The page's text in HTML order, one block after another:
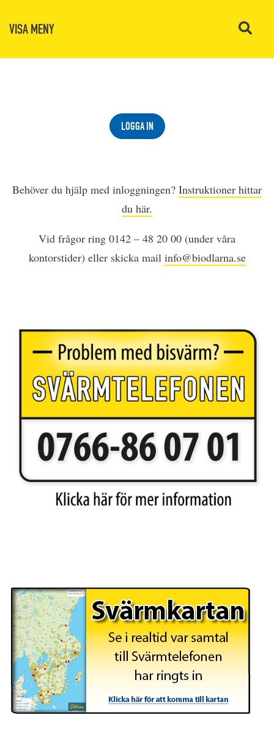
VISA MENY
LOGGA IN
Behöver du hjälp med inloggningen? Instruktioner hittar
du här.
Vid frågor ring 0142 – 48 20 00 (under våra
kontorstider) eller skicka mail info@biodlarna.se